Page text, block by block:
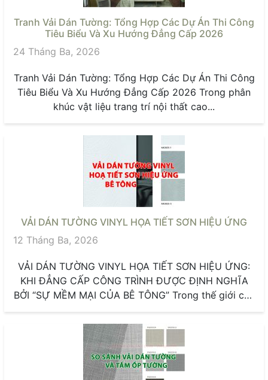
Tranh Vải Dán Tường: Tổng Hợp Các Dự Án Thi Công
Tiêu Biểu Và Xu Hướng Đẳng Cấp 2026
24 Tháng Ba, 2026
Tranh Vải Dán Tường: Tổng Hợp Các Dự Án Thi Công
Tiêu Biểu Và Xu Hướng Đẳng Cấp 2026 Trong phân
khúc vật liệu trang trí nội thất cao...
VẢI DÁN TƯỜNG VINYL HỌA TIẾT SƠN HIỆU ỨNG
12 Tháng Ba, 2026
VẢI DÁN TƯỜNG VINYL HỌA TIẾT SƠN HIỆU ỨNG:
KHI ĐẲNG CẤP CÔNG TRÌNH ĐƯỢC ĐỊNH NGHĨA
BỞI “SỰ MỀM MẠI CỦA BÊ TÔNG” Trong thế giới của